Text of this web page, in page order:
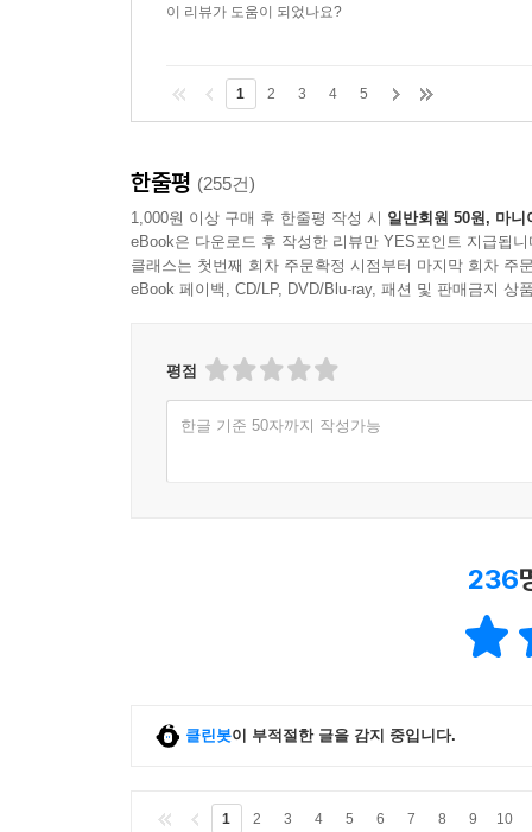
이 리뷰가 도움이 되었나요?
1 2 3 4 5
한줄평 (255건)
1,000원 이상 구매 후 한줄평 작성 시 일반회원 50원, 마니
eBook은 다운로드 후 작성한 리뷰만 YES포인트 지급됩니
클래스는 첫번째 회차 주문확정 시점부터 마지막 회차 주
eBook 페이백, CD/LP, DVD/Blu-ray, 패션 및 판매금지 상
평점
한글 기준 50자까지 작성가능
236
클린봇이 부적절한 글을 감지 중입니다.
1 2 3 4 5 6 7 8 9 10